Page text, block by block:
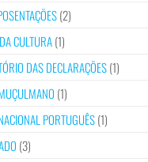
(2)
CULTURA(1)
DAS DECLARAÇÕES(1)
(1)
PORTUGUÊS(1)
(3)